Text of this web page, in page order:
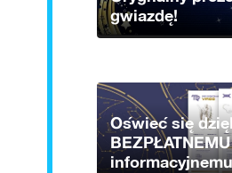
gwiazdę!
Oświeć się